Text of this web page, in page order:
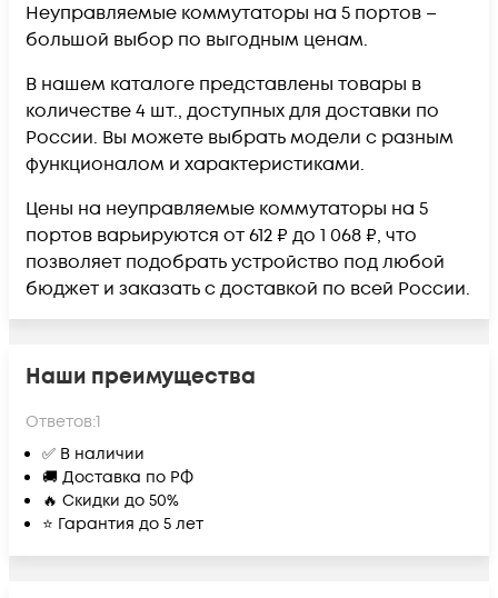
Неуправляемые коммутаторы на 5 портов –
большой выбор по выгодным ценам.
В нашем каталоге представлены товары в
количестве 4 шт., доступных для доставки по
России. Вы можете выбрать модели с разным
функционалом и характеристиками.
Цены на неуправляемые коммутаторы на 5
портов варьируются от 612 ₽ до 1 068 ₽, что
позволяет подобрать устройство под любой
бюджет и заказать с доставкой по всей России.
Наши преимущества
Ответов:1
✅ В наличии
🚚 Доставка по РФ
🔥 Скидки до 50%
⭐ Гарантия до 5 лет